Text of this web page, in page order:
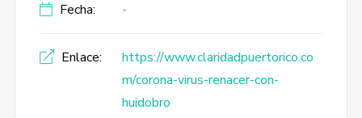
Fecha: -
Enlace:
https://www.claridadpuertorico.co
m/corona-virus-renacer-con-
huidobro